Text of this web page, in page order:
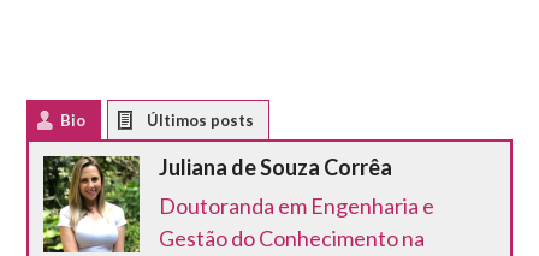
Bio
Juliana de Souza Corrêa
Doutoranda em Engenharia e
Gestão do Conhecimento na